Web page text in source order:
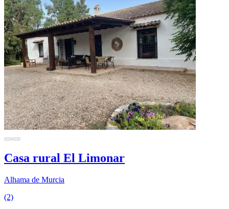
Casa rural El Limonar
Alhama de Murcia
(2)